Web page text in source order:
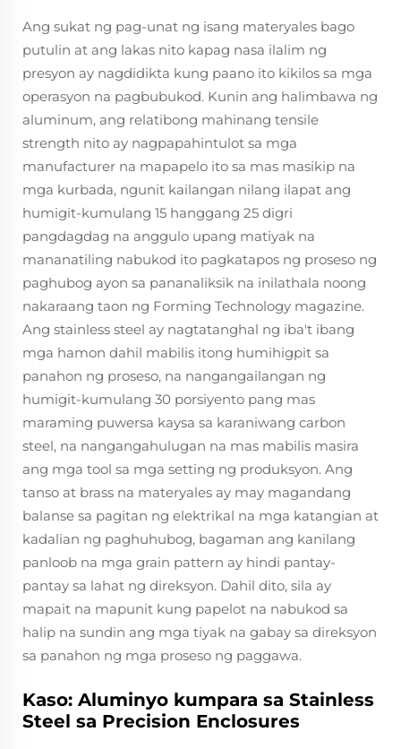
Ang sukat ng pag-unat ng isang materyales bago
putulin at ang lakas nito kapag nasa ilalim ng
presyon ay nagdidikta kung paano ito kikilos sa mga
operasyon na pagbubukod. Kunin ang halimbawa ng
aluminum, ang relatibong mahinang tensile
strength nito ay nagpapahintulot sa mga
manufacturer na mapapelo ito sa mas masikip na
mga kurbada, ngunit kailangan nilang ilapat ang
humigit-kumulang 15 hanggang 25 digri
pangdagdag na anggulo upang matiyak na
mananatiling nabukod ito pagkatapos ng proseso ng
paghubog ayon sa pananaliksik na inilathala noong
nakaraang taon ng Forming Technology magazine.
Ang stainless steel ay nagtatanghal ng iba't ibang
mga hamon dahil mabilis itong humihigpit sa
panahon ng proseso, na nangangailangan ng
humigit-kumulang 30 porsiyento pang mas
maraming puwersa kaysa sa karaniwang carbon
steel, na nangangahulugan na mas mabilis masira
ang mga tool sa mga setting ng produksyon. Ang
tanso at brass na materyales ay may magandang
balanse sa pagitan ng elektrikal na mga katangian at
kadalian ng paghuhubog, bagaman ang kanilang
panloob na mga grain pattern ay hindi pantay-
pantay sa lahat ng direksyon. Dahil dito, sila ay
mapait na mapunit kung papelot na nabukod sa
halip na sundin ang mga tiyak na gabay sa direksyon
sa panahon ng mga proseso ng paggawa.
Kaso: Aluminyo kumpara sa Stainless
Steel sa Precision Enclosures